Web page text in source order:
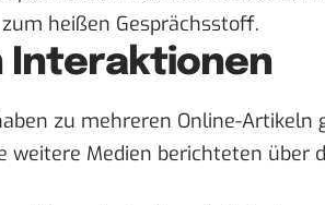
heißen Gesprächsstoff.
Interaktionen
zu mehreren Online-Artikeln
weitere Medien berichteten über